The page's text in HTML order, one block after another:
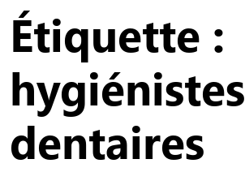
Étiquette :
hygiénistes
dentaires